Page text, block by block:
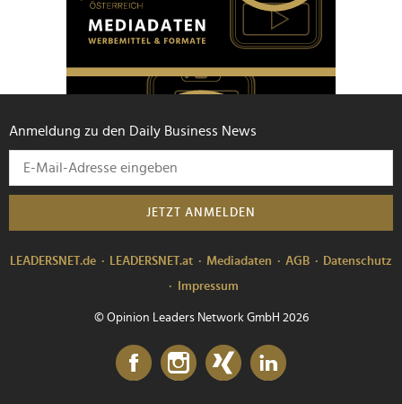
Anmeldung zu den Daily Business News
JETZT ANMELDEN
LEADERSNET.de LEADERSNET.at Mediadaten AGB
Datenschutz
Impressum
© Opinion Leaders Network GmbH 2026